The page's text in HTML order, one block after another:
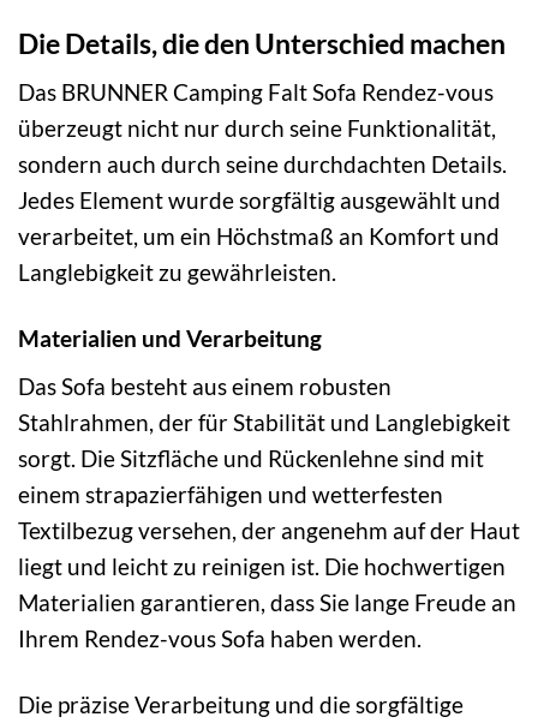
Die Details, die den Unterschied machen
Das BRUNNER Camping Falt Sofa Rendez-vous
überzeugt nicht nur durch seine Funktionalität,
sondern auch durch seine durchdachten Details.
Jedes Element wurde sorgfältig ausgewählt und
verarbeitet, um ein Höchstmaß an Komfort und
Langlebigkeit zu gewährleisten.
Materialien und Verarbeitung
Das Sofa besteht aus einem robusten
Stahlrahmen, der für Stabilität und Langlebigkeit
sorgt. Die Sitzfläche und Rückenlehne sind mit
einem strapazierfähigen und wetterfesten
Textilbezug versehen, der angenehm auf der Haut
liegt und leicht zu reinigen ist. Die hochwertigen
Materialien garantieren, dass Sie lange Freude an
Ihrem Rendez-vous Sofa haben werden.
Die präzise Verarbeitung und die sorgfältige